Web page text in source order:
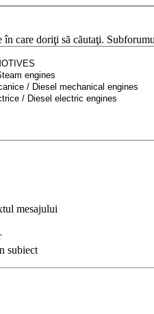
care doriţi să căutaţi.
mesajului
subiect